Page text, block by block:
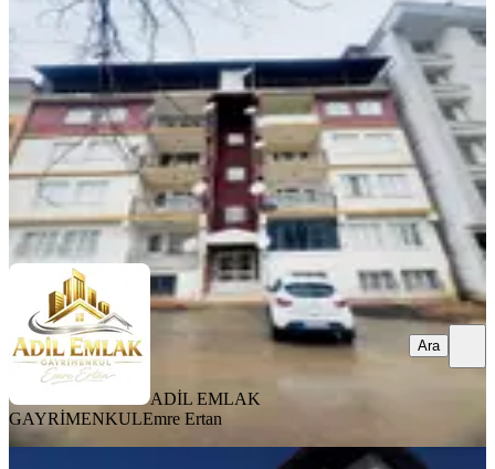
Merkez, Sürsürü Mahallesi
110 m² 01.07.2026
1.325.000 ₺1.350.000 ₺
ADİL EMLAK GAYRİMENKULEmre Ertan
Ara
ADİL EMLAK
GAYRİMENKULEmre Ertan
Ara